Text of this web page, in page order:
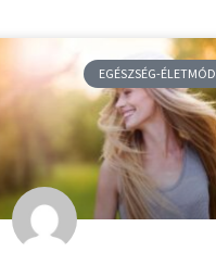
EGÉSZSÉG-ÉLETMÓD